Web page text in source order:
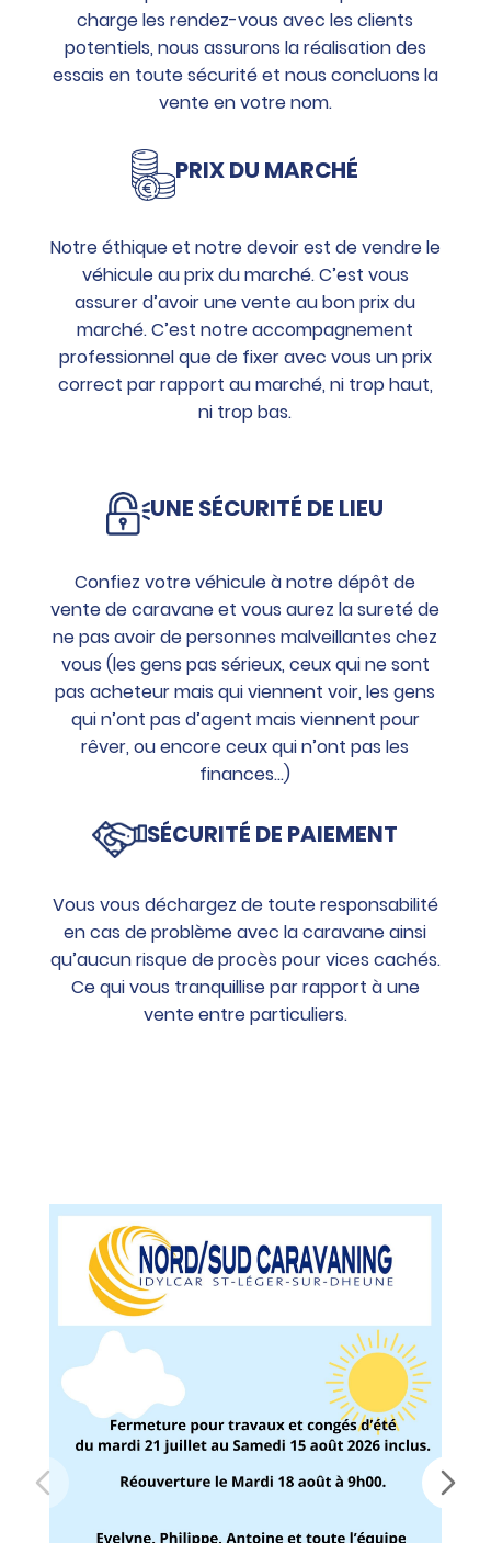
charge les rendez-vous avec les clients
potentiels, nous assurons la réalisation des
essais en toute sécurité et nous concluons la
vente en votre nom.
PRIX DU MARCHÉ
Notre éthique et notre devoir est de vendre le
véhicule au prix du marché. C’est vous
assurer d’avoir une vente au bon prix du
marché. C’est notre accompagnement
professionnel que de fixer avec vous un prix
correct par rapport au marché, ni trop haut,
ni trop bas.
UNE SÉCURITÉ DE LIEU
Confiez votre véhicule à notre dépôt de
vente de caravane et vous aurez la sureté de
ne pas avoir de personnes malveillantes chez
vous (les gens pas sérieux, ceux qui ne sont
pas acheteur mais qui viennent voir, les gens
qui n’ont pas d’agent mais viennent pour
rêver, ou encore ceux qui n’ont pas les
finances…)
SÉCURITÉ DE PAIEMENT
Vous vous déchargez de toute responsabilité
en cas de problème avec la caravane ainsi
qu’aucun risque de procès pour vices cachés.
Ce qui vous tranquillise par rapport à une
vente entre particuliers.